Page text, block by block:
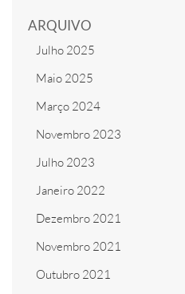
ARQUIVO
Julho 2025
Maio 2025
Março 2024
Novembro 2023
Julho 2023
Janeiro 2022
Dezembro 2021
Novembro 2021
Outubro 2021